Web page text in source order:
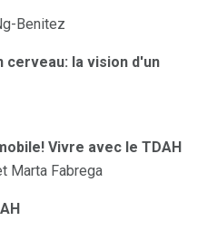
Benitez
cerveau: la vision d'un
Vivre avec le TDAH
Marta Fabrega